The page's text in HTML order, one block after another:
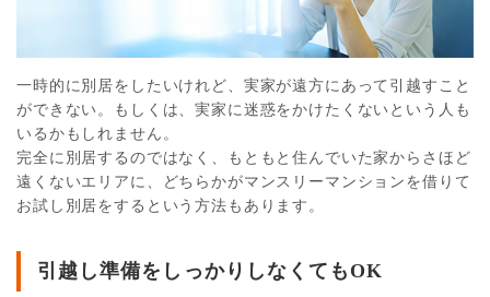
一時的に別居をしたいけれど、実家が遠方にあって引越すこと
ができない。もしくは、実家に迷惑をかけたくないという人も
いるかもしれません。
完全に別居するのではなく、もともと住んでいた家からさほど
遠くないエリアに、どちらかがマンスリーマンションを借りて
お試し別居をするという方法もあります。
引越し準備をしっかりしなくてもOK